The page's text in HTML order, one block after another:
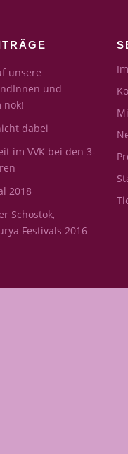
unsere
und
nok!
dabei
im VVK bei den 3-
2018
Schostok,
Festivals 2016